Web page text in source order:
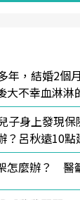
年，結婚2個
大不幸血淋淋
子身上發現
？呂秋遠10
怎麼辦？ 醫